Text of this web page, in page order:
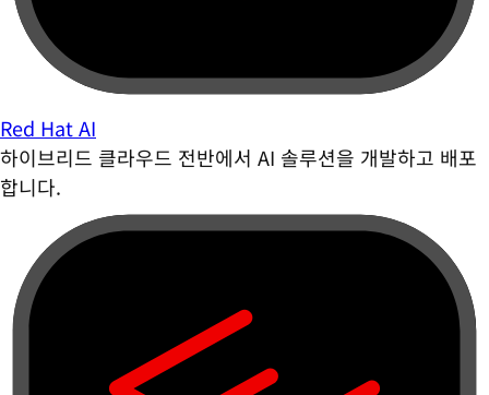
Red Hat AI
하이브리드 클라우드 전반에서 AI 솔루션을 개발하고 배포
합니다.